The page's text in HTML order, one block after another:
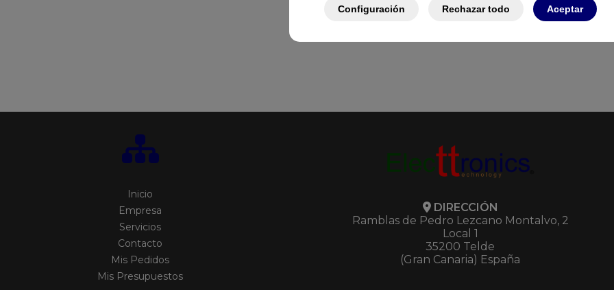
Configuración Rechazar todo Aceptar
Inicio
Empresa
Servicios
Contacto
Mis Pedidos
Mis Presupuestos
DIRECCIÓN
Ramblas de Pedro Lezcano Montalvo, 2
Local 1
35200 Telde
(Gran Canaria) España